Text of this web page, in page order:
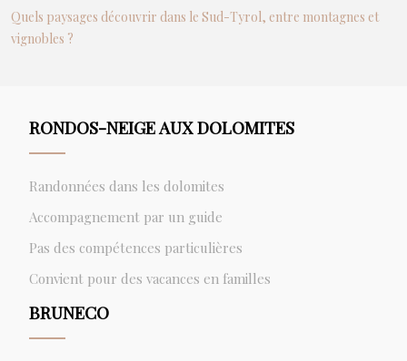
Quels paysages découvrir dans le Sud-Tyrol, entre montagnes et
vignobles ?
RONDOS-NEIGE AUX DOLOMITES
Randonnées dans les dolomites
Accompagnement par un guide
Pas des compétences particulières
Convient pour des vacances en familles
BRUNECO